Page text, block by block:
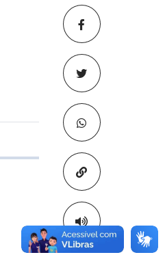
Copiar para